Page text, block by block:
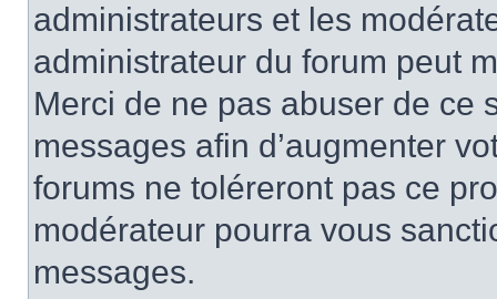
administrateurs et les
administrateur du forum peut
Merci de ne pas abuser de ce
messages afin d’augmenter
forums ne toléreront pas ce
modérateur pourra vous
messages.